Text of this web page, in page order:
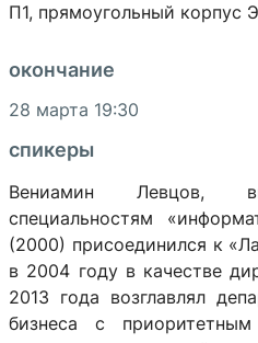
П1, прямоугольный корпус
окончание
28 марта 19:30
спикеры
Вениамин Левцов,
специальностям
(2000) присоединился к
в 2004 году в качестве
2013 года возглавлял
бизнеса с